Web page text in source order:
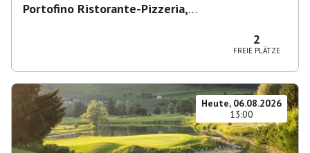
Portofino Ristorante-Pizzeria,
2
FREIE PLÄTZE
Heute, 06.08.2026
13:00